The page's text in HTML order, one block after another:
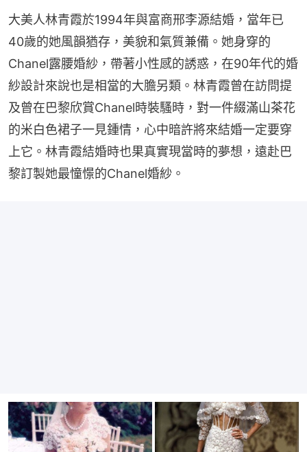
大美人林青霞於1994年與富商邢李源結婚，當年已
40歲的她風韻猶存，美貌和氣質兼備。她身穿的
Chanel露腰婚紗，帶著小性感的誘惑，在90年代的婚
紗設計來說也是相當的大膽另類。林青霞曾在訪問提
及曾在巴黎欣賞Chanel時裝騷時，對一件綴滿山茶花
的米白色裙子一見鍾情，心中暗許將來結婚一定要穿
上它。林青霞結婚時也果真實現當時的夢想，遠赴巴
黎訂製她最憧憬的Chanel婚紗。